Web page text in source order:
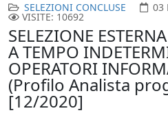
SELEZIONI CONCLUSE 03
VISITE: 10692
SELEZIONE
A TEMPO
OPERATORI
(Profilo Analista
[12/2020]